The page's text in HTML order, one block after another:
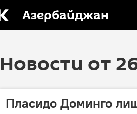
Азербайджан
Новости от
Пласидо Доминго